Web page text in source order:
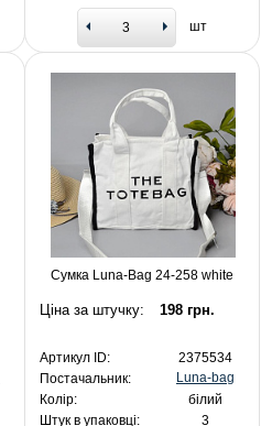
шт
Сумка Luna-Bag 24-258 white
Ціна за штучку: 198 грн.
Артикул ID:
2375534
Постачальник:
Luna-bag
Колір:
білий
Штук в упаковці:
3